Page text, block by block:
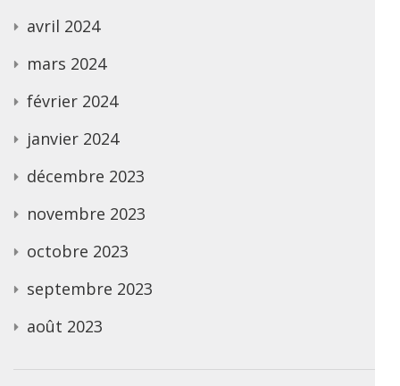
avril 2024
mars 2024
février 2024
janvier 2024
décembre 2023
novembre 2023
octobre 2023
septembre 2023
août 2023